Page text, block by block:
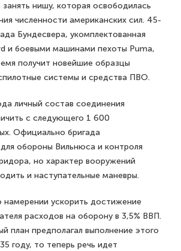
нишу, которая освободилась
численности американских сил. 45-
Бундесвера, укомплектованная
и боевыми машинами пехоты Puma,
получит новейшие образцы
системы и средства ПВО.
личный состав соединения
с следующего 1 600
Официально бригада
обороны Вильнюса и контроля
но характер вооружений
и наступательные маневры.
намерении ускорить достижение
расходов на оборону в 3,5% ВВП.
план предполагал выполнение этого
году, то теперь речь идет